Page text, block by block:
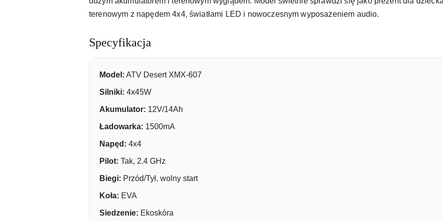
terenowym z napędem 4x4, światłami LED i nowoczesnym wyposażeniem audio.
Specyfikacja
Model: ATV Desert XMX-607
Silniki: 4x45W
Akumulator: 12V/14Ah
Ładowarka: 1500mA
Napęd: 4x4
Pilot: Tak, 2.4 GHz
Biegi: Przód/Tył, wolny start
Koła: EVA
Siedzenie: Ekoskóra